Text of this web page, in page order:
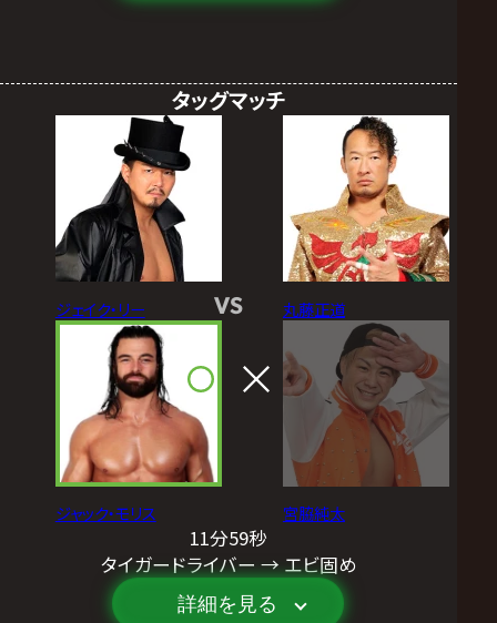
タッグマッチ
ジェイク・リー
ジャック・モリス
VS 丸藤正道
宮脇純太
11分59秒
タイガードライバー → エビ固め
詳細を見る